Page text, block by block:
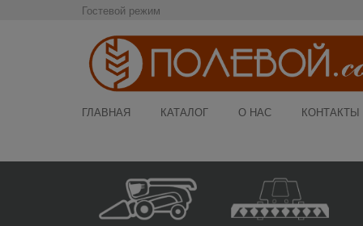
Гостевой режим
ГЛАВНАЯ КАТАЛОГ О НАС КОНТАКТЫ